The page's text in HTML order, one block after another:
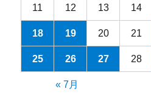
11 12 13 14
18 19 20 21
25 26 27 28
« 7月